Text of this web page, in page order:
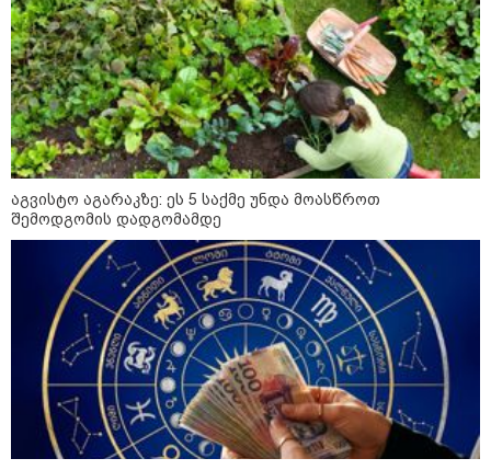
12:46 / 07-08-2026
ოკუპირებულ აფხაზეთში საწვავის
დეფიციტია, კილომეტრიანი რიგები და
შეზღუდვა საწვავის ჩასხმაზე - რა
ინფორმაციას აქვეყნებს "დემოკრატიის
კვლევის ინსტიტუტი“
აგვისტო აგარაკზე: ეს 5 საქმე უნდა მოასწროთ
შემოდგომის დადგომამდე